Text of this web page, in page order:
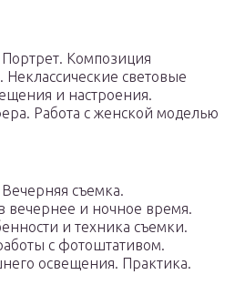
Композиция
Неклассические световые
и настроения.
Работа с женской моделью
съемка.
вечернее и ночное время.
и техника съемки.
с фотоштативом.
освещения. Практика.